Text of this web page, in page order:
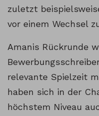
zuletzt
vor einem Wechsel
Amanis Rückrunde
relevante Spielzeit
haben sich in der
höchstem Niveau